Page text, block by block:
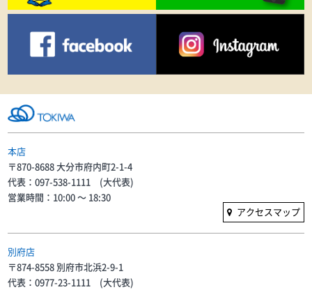
本店
〒870-8688 大分市府内町2-1-4
代表：097-538-1111 (大代表)
営業時間：10:00 〜 18:30
アクセスマップ
別府店
〒874-8558 別府市北浜2-9-1
代表：0977-23-1111 (大代表)